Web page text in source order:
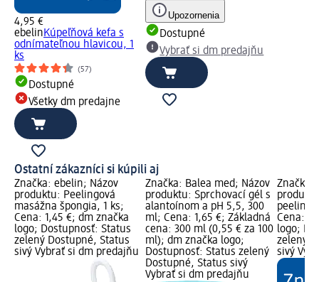
4,95 €
ebelinKúpeľňová kefa s
odnímateľnou hlavicou, 1
ks
(57)
Dostupné
Všetky dm predajne
Upozornenia
Dostupné
Vybrať si dm predajňu
Ostatní zákazníci si kúpili aj
Značka: ebelin; Názov
produktu: Peelingová
masážna špongia, 1 ks;
Cena: 1,45 €; dm značka
logo; Dostupnosť: Status
zelený Dostupné, Status
sivý Vybrať si dm predajňu
Značka: Balea med; Názov
produktu: Sprchovací gél s
alantoínom a pH 5,5, 300
ml; Cena: 1,65 €; Základná
cena: 300 ml (0,55 € za 100
ml); dm značka logo;
Dostupnosť: Status zelený
Dostupné, Status sivý
Vybrať si dm predajňu
Značka:
Cena:
logo;
zelený
sivý